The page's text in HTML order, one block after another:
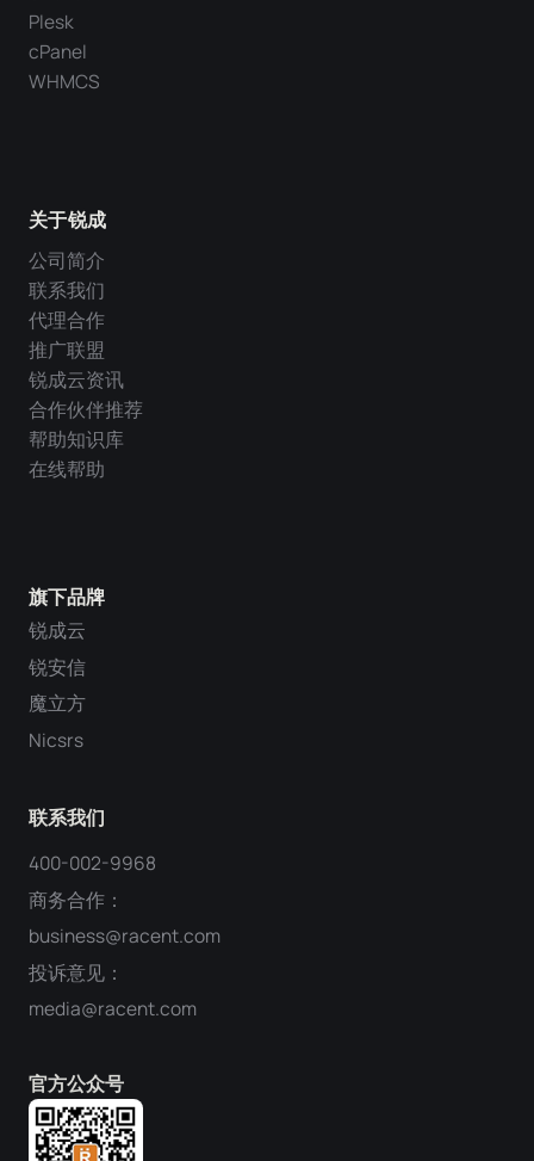
旗下品牌
锐成云
锐安信
魔立方
Nicsrs
联系我们
400-002-9968
商务合作：
business@racent.com
投诉意见：
media@racent.com
官方公众号
Plesk
cPanel
WHMCS
关于锐成
公司简介
联系我们
代理合作
推广联盟
锐成云资讯
合作伙伴推荐
帮助知识库
在线帮助